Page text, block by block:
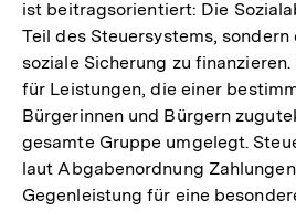
ist beitragsorientiert: Die
Teil des Steuersystems, sondern
soziale Sicherung zu
für Leistungen, die einer
Bürgerinnen und Bürgern
gesamte Gruppe umgelegt.
laut Abgabenordnung
Gegenleistung für eine